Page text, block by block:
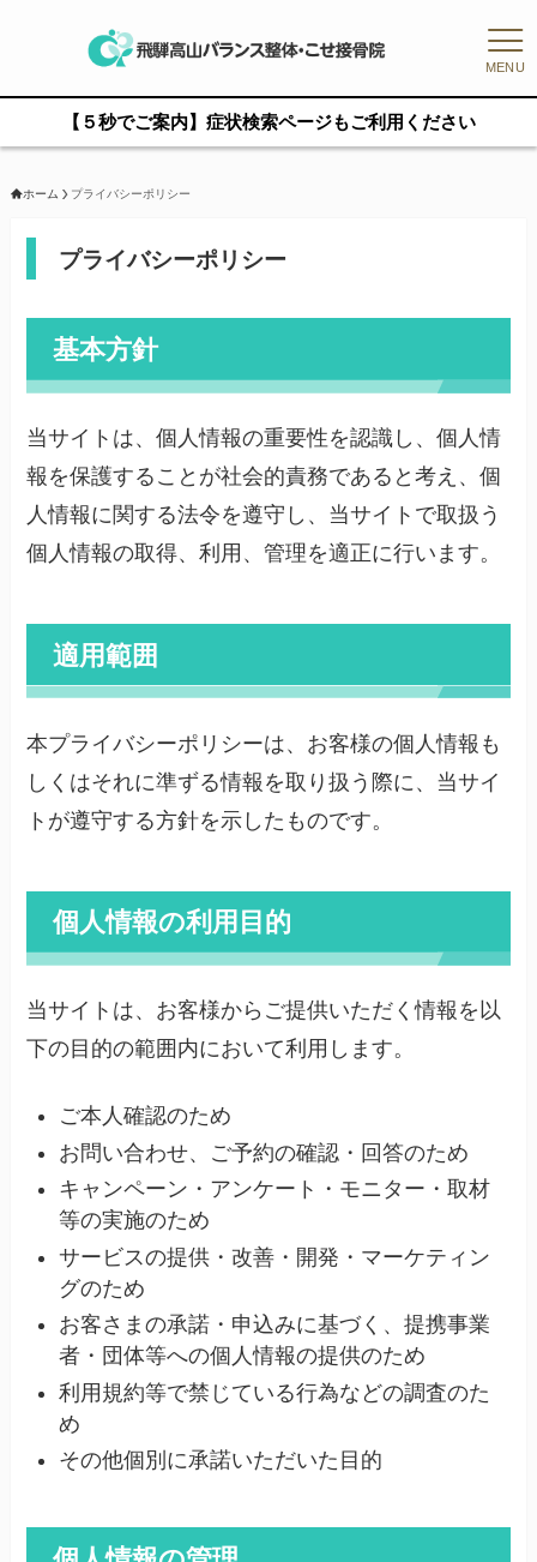
MENU
【５秒でご案内】症状検索ページもご利用ください
ホーム プライバシーポリシー
プライバシーポリシー
基本方針
当サイトは、個人情報の重要性を認識し、個人情
報を保護することが社会的責務であると考え、個
人情報に関する法令を遵守し、当サイトで取扱う
個人情報の取得、利用、管理を適正に行います。
適用範囲
本プライバシーポリシーは、お客様の個人情報も
しくはそれに準ずる情報を取り扱う際に、当サイ
トが遵守する方針を示したものです。
個人情報の利用目的
当サイトは、お客様からご提供いただく情報を以
下の目的の範囲内において利用します。
ご本人確認のため
お問い合わせ、ご予約の確認・回答のため
キャンペーン・アンケート・モニター・取材
等の実施のため
サービスの提供・改善・開発・マーケティン
グのため
お客さまの承諾・申込みに基づく、提携事業
者・団体等への個人情報の提供のため
利用規約等で禁じている行為などの調査のた
め
その他個別に承諾いただいた目的